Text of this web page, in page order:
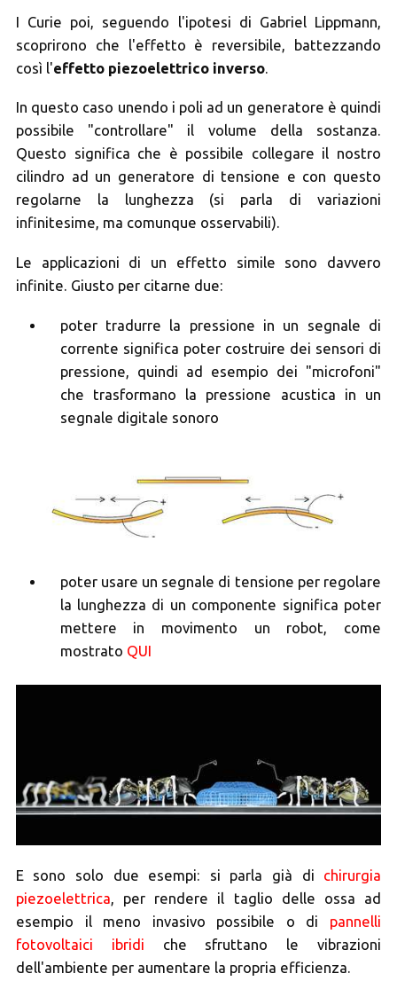
I Curie poi, seguendo l'ipotesi di Gabriel Lippmann,
scoprirono che l'effetto è reversibile, battezzando
così l'effetto piezoelettrico inverso.
In questo caso unendo i poli ad un generatore è quindi
possibile "controllare" il volume della sostanza.
Questo significa che è possibile collegare il nostro
cilindro ad un generatore di tensione e con questo
regolarne la lunghezza (si parla di variazioni
infinitesime, ma comunque osservabili).
Le applicazioni di un effetto simile sono davvero
infinite. Giusto per citarne due:
poter tradurre la pressione in un segnale di
corrente significa poter costruire dei sensori di
pressione, quindi ad esempio dei "microfoni"
che trasformano la pressione acustica in un
segnale digitale sonoro
poter usare un segnale di tensione per regolare
la lunghezza di un componente significa poter
mettere in movimento un robot, come
mostrato QUI
E sono solo due esempi: si parla già di chirurgia
piezoelettrica, per rendere il taglio delle ossa ad
esempio il meno invasivo possibile o di pannelli
fotovoltaici ibridi che sfruttano le vibrazioni
dell'ambiente per aumentare la propria efficienza.